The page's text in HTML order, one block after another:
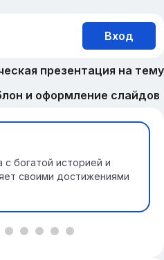
Вход
презентация на тему
и оформление слайдов
с богатой историей и
своими достижениями